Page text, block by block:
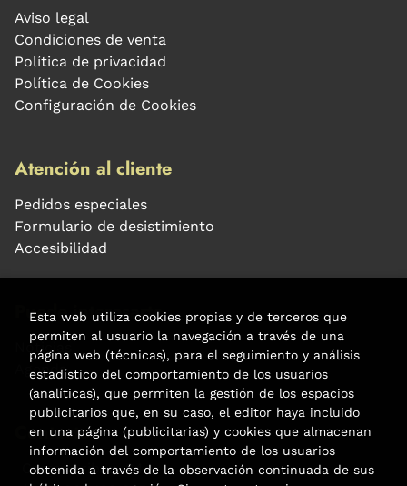
Aviso legal
Condiciones de venta
Política de privacidad
Política de Cookies
Configuración de Cookies
Atención al cliente
Pedidos especiales
Formulario de desistimiento
Accesibilidad
Puede interesarte
Noticias
Agenda
Contacto
Carrer Aribau, 84
Esta web utiliza cookies propias y de terceros que
permiten al usuario la navegación a través de una
página web (técnicas), para el seguimiento y análisis
estadístico del comportamiento de los usuarios
(analíticas), que permiten la gestión de los espacios
publicitarios que, en su caso, el editor haya incluido
en una página (publicitarias) y cookies que almacenan
información del comportamiento de los usuarios
obtenida a través de la observación continuada de sus